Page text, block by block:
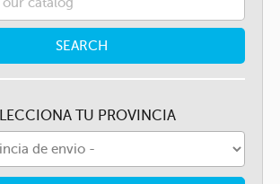
SEARCH
TU PROVINCIA